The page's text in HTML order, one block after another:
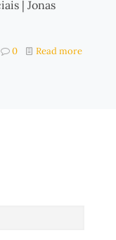
| Jonas
0 Read more